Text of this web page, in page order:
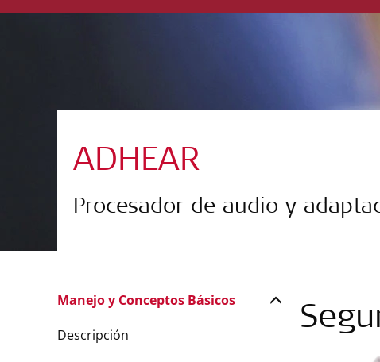
ADHEAR
Procesador de audio y
Manejo y Conceptos Básicos
Descripción